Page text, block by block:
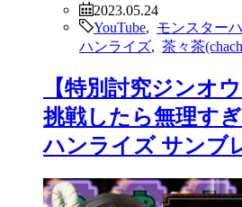
2023.05.24
YouTube
モンスター
ハンライズ
茶々茶
【特別討究ジンオ
挑戦したら無理す
ハンライズ サンブ